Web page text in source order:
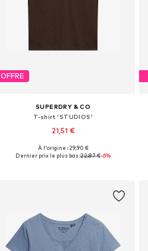
OFFRE
SUPERDRY & CO
T-shirt 'STUDIOS'
21,51 €
+12
Tailles disponibles: XS, S, M, L
À l'origine : 29,90 €
Dernier prix le plus bas :22,87 €-6%